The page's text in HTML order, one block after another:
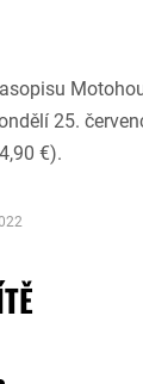
25.
€).